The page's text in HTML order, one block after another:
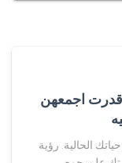
اجمعهن
الحالية. رؤية